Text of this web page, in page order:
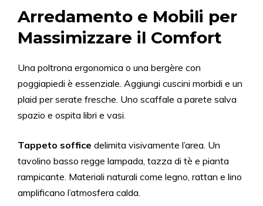
Arredamento e Mobili per
Massimizzare il Comfort
Una poltrona ergonomica o una bergère con
poggiapiedi è essenziale. Aggiungi cuscini morbidi e un
plaid per serate fresche. Uno scaffale a parete salva
spazio e ospita libri e vasi.
Tappeto soffice delimita visivamente l’area. Un
tavolino basso regge lampada, tazza di tè e pianta
rampicante. Materiali naturali come legno, rattan e lino
amplificano l’atmosfera calda.